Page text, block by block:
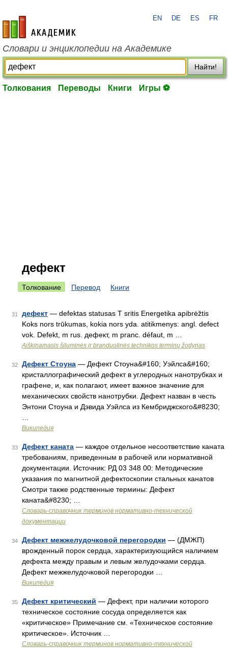
academic.ru
EN DE ES FR
Словари и энциклопедии на Академике
Найти!
Толкования Переводы Книги Игры ⚽
дефект
Толкование Перевод Книги
31 дефект — defektas statusas T sritis Energetika apibrėžtis
Koks nors trūkumas, kokia nors yda. atitikmenys: angl. defect
vok. Defekt, m rus. дефект, m pranc. défaut, m …
Aiškinamasis šiluminės ir branduolinės technikos terminų žodynas
32 Дефект Стоуна — Дефект Стоуна&#160; Уэйлса&#160;
кристаллографический дефект в углеродных нанотрубках и
графене, и, как полагают, имеет важное значение для
механических свойств нанотрубки. Дефект назван в честь
Энтони Стоуна и Дэвида Уэйлса из Кембриджского&#8230;
Википедия
33 Дефект каната — каждое отдельное несоответствие каната
требованиям, приведенным в рабочей или нормативной
документации. Источник: РД 03 348 00: Методические
указания по магнитной дефектоскопии стальных канатов
Смотри также родственные термины: Дефект
каната&#8230; …
Словарь-справочник терминов нормативно-технической
документации
34 Дефект межжелудочковой перегородки — (ДМЖП)
врожденный порок сердца, характеризующийся наличием
дефекта между правым и левым желудочками сердца.
Дефект межжелудочковой перегородки …
Википедия
35 Дефект критический — Дефект, при наличии которого
техническое состояние сосуда определяется как
«критическое» Примечание см. «Техническое состояние
критическое». Источник …
Словарь-справочник терминов нормативно-технической